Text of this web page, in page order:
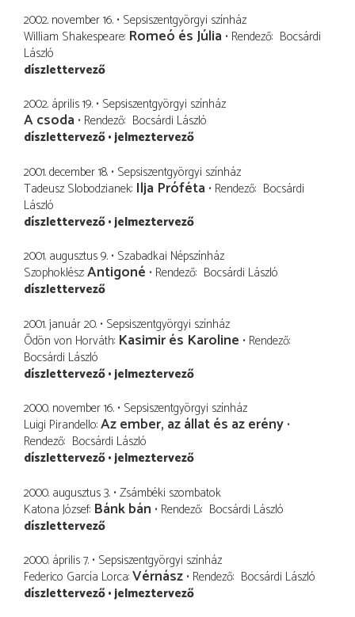
2002. november 16. Sepsiszentgyörgyi színház
William Shakespeare Romeó és Júlia Rendező Bocsárdi
László
díszlettervező
2002. április 19. Sepsiszentgyörgyi színház
A csoda Rendező Bocsárdi László
díszlettervező jelmeztervező
2001. december 18. Sepsiszentgyörgyi színház
Tadeusz Slobodzianek Ilja Próféta Rendező Bocsárdi
László
díszlettervező jelmeztervező
2001. augusztus 9. Szabadkai Népszínház
Szophoklész Antigoné Rendező Bocsárdi László
díszlettervező
2001. január 20. Sepsiszentgyörgyi színház
Ödön von Horváth Kasimir és Karoline Rendező
Bocsárdi László
díszlettervező jelmeztervező
2000. november 16. Sepsiszentgyörgyi színház
Luigi Pirandello Az ember, az állat és az erény
Rendező Bocsárdi László
díszlettervező jelmeztervező
2000. augusztus 3. Zsámbéki szombatok
Katona József Bánk bán Rendező Bocsárdi László
díszlettervező
2000. április 7. Sepsiszentgyörgyi színház
Federico García Lorca Vérnász Rendező Bocsárdi László
díszlettervező jelmeztervező